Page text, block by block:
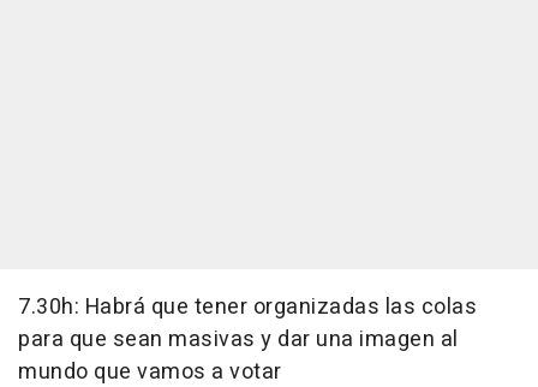
7.30h: Habrá que tener organizadas las colas
para que sean masivas y dar una imagen al
mundo que vamos a votar